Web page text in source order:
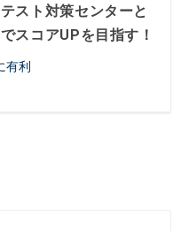
スト対策センターと
スコアUPを目指す！
有利